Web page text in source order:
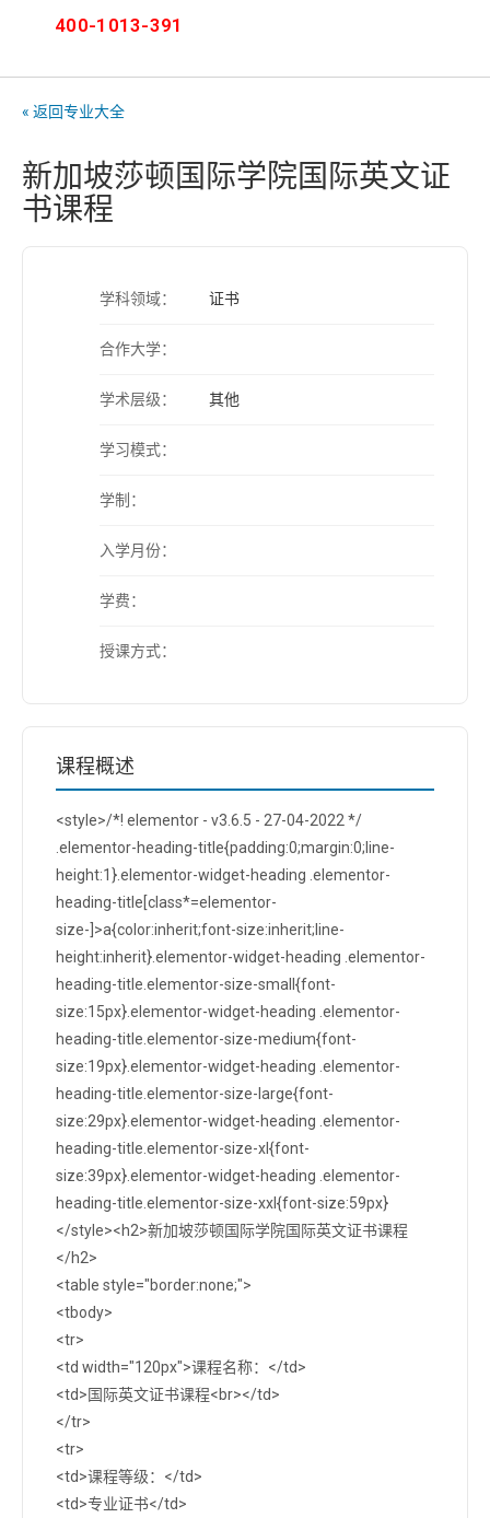
400-1013-391
« 返回专业大全
新加坡莎顿国际学院国际英文证
书课程
学科领域： 证书
合作大学：
学术层级： 其他
学习模式：
学制：
入学月份：
学费：
授课方式：
课程概述
<style>/*! elementor - v3.6.5 - 27-04-2022 */
.elementor-heading-title{padding:0;margin:0;line-
height:1}.elementor-widget-heading .elementor-
heading-title[class*=elementor-
size-]>a{color:inherit;font-size:inherit;line-
height:inherit}.elementor-widget-heading .elementor-
heading-title.elementor-size-small{font-
size:15px}.elementor-widget-heading .elementor-
heading-title.elementor-size-medium{font-
size:19px}.elementor-widget-heading .elementor-
heading-title.elementor-size-large{font-
size:29px}.elementor-widget-heading .elementor-
heading-title.elementor-size-xl{font-
size:39px}.elementor-widget-heading .elementor-
heading-title.elementor-size-xxl{font-size:59px}
</style><h2>新加坡莎顿国际学院国际英文证书课程
</h2>
<table style="border:none;">
<tbody>
<tr>
<td width="120px">课程名称：</td>
<td>国际英文证书课程<br></td>
</tr>
<tr>
<td>课程等级：</td>
<td>专业证书</td>